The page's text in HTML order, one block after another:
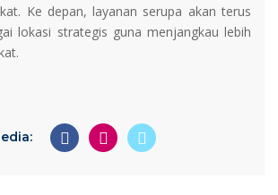
Ke depan, layanan serupa akan terus
lokasi strategis guna menjangkau lebih